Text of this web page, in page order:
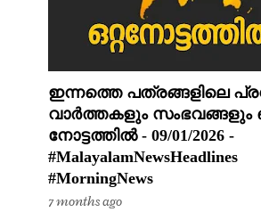
ഇന്നത്തെ പത്രങ്ങളിലെ
വാർത്തകളും സംഭവങ്ങളും
നോട്ടത്തിൽ - 09/01/2026 -
#MalayalamNewsHeadlines
#MorningNews
7 months ago